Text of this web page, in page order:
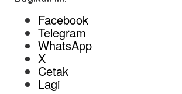
Facebook
Telegram
WhatsApp
X
Cetak
Lagi